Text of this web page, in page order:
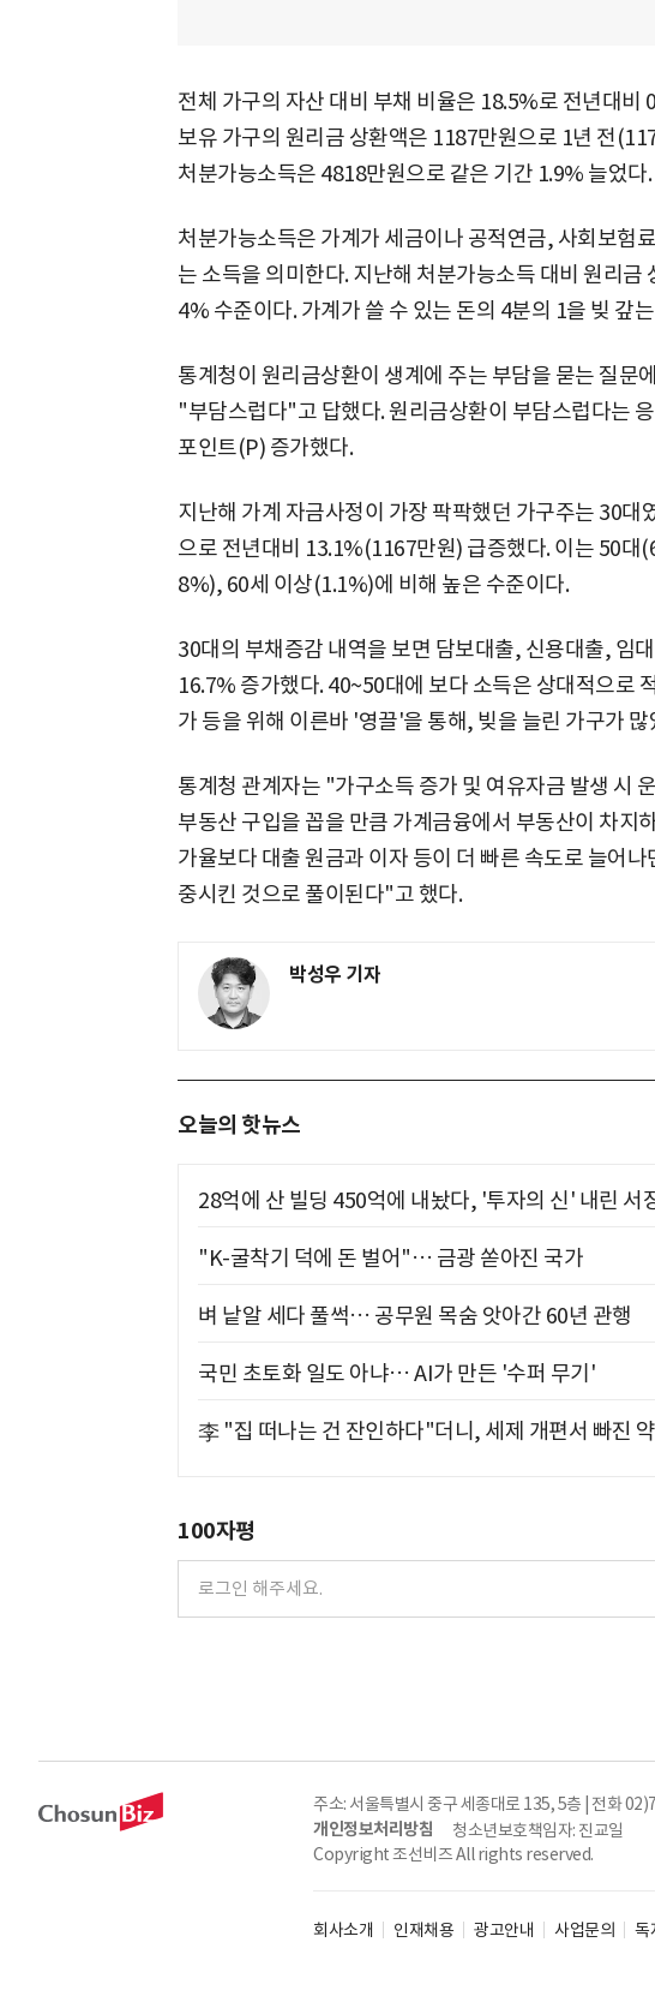
전체 가구의 자산 대비 부채 비율은 18.5%로 전년대비
보유 가구의 원리금 상환액은 1187만원으로 1년 전
처분가능소득은 4818만원으로 같은 기간 1.9% 늘었다.
처분가능소득은 가계가 세금이나 공적연금, 사회보험
는 소득을 의미한다. 지난해 처분가능소득 대비 원리금
4% 수준이다. 가계가 쓸 수 있는 돈의 4분의 1을 빚 갚
통계청이 원리금상환이 생계에 주는 부담을 묻는 질문
"부담스럽다"고 답했다. 원리금상환이 부담스럽다는
포인트(P) 증가했다.
지난해 가계 자금사정이 가장 팍팍했던 가구주는 30대
으로 전년대비 13.1%(1167만원) 급증했다. 이는 50
8%), 60세 이상(1.1%)에 비해 높은 수준이다.
30대의 부채증감 내역을 보면 담보대출, 신용대출, 임
16.7% 증가했다. 40~50대에 보다 소득은 상대적으로
가 등을 위해 이른바 '영끌'을 통해, 빚을 늘린 가구가
통계청 관계자는 "가구소득 증가 및 여유자금 발생 시
부동산 구입을 꼽을 만큼 가계금융에서 부동산이 차지
가율보다 대출 원금과 이자 등이 더 빠른 속도로 늘어
중시킨 것으로 풀이된다"고 했다.
박성우 기자
오늘의 핫뉴스
28억에 산 빌딩 450억에 내놨다, '투자의 신' 내린 서
"K-굴착기 덕에 돈 벌어"… 금광 쏟아진 국가
벼 낱알 세다 풀썩… 공무원 목숨 앗아간 60년 관행
국민 초토화 일도 아냐… AI가 만든 '수퍼 무기'
李 "집 떠나는 건 잔인하다"더니, 세제 개편서 빠진
100자평
주소: 서울특별시 중구 세종대로 135, 5층 | 전화
개인정보처리방침
청소년보호책임자: 진교일
Copyright 조선비즈 All rights reserved.
회사소개 인재채용 광고안내 사업문의 독